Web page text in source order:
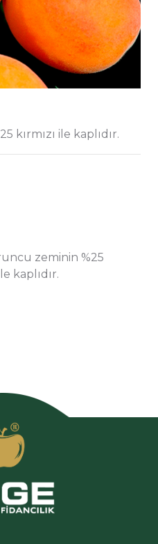
kırmızı ile kaplıdır.
zeminin %25
kaplıdır.